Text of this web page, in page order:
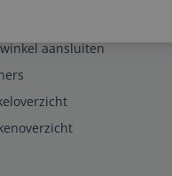
aansluiten